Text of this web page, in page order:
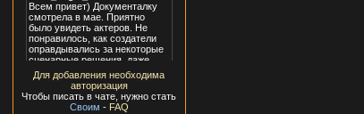
Для добавления необходима
авторизация
Чтобы писать в чате, нужно стать
Своим - FAQ